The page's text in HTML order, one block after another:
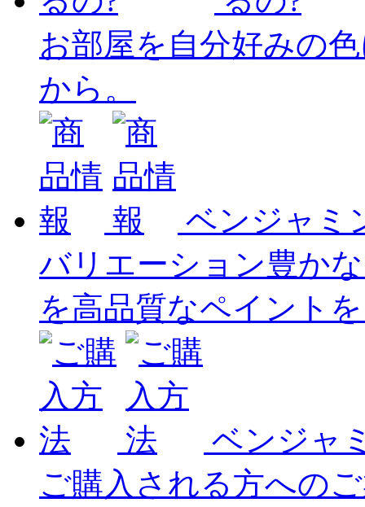
お部屋を自分好みの
から。
ベンジャミ
バリエーション豊か
を高品質なペイント
ベンジャ
ご購入される方への